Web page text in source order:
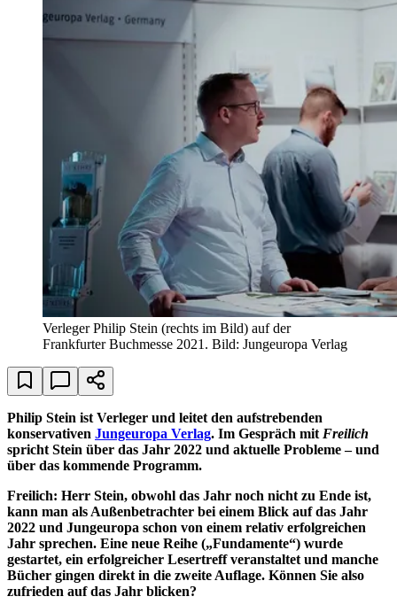
Verleger Philip Stein (rechts im Bild) auf der
Frankfurter Buchmesse 2021. Bild: Jungeuropa Verlag
Philip Stein ist Verleger und leitet den aufstrebenden
konservativen Jungeuropa Verlag. Im Gespräch mit Freilich
spricht Stein über das Jahr 2022 und aktuelle Probleme – und
über das kommende Programm.
Freilich: Herr Stein, obwohl das Jahr noch nicht zu Ende ist,
kann man als Außenbetrachter bei einem Blick auf das Jahr
2022 und Jungeuropa schon von einem relativ erfolgreichen
Jahr sprechen. Eine neue Reihe („Fundamente“) wurde
gestartet, ein erfolgreicher Lesertreff veranstaltet und manche
Bücher gingen direkt in die zweite Auflage. Können Sie also
zufrieden auf das Jahr blicken?